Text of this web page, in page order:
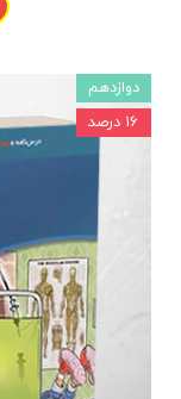
دوازدهم
۱۶ درصد